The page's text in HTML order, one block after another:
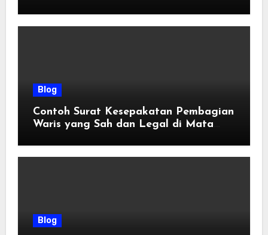
Blog
Contoh Surat Kesepakatan Pembagian
Waris yang Sah dan Legal di Mata
Blog